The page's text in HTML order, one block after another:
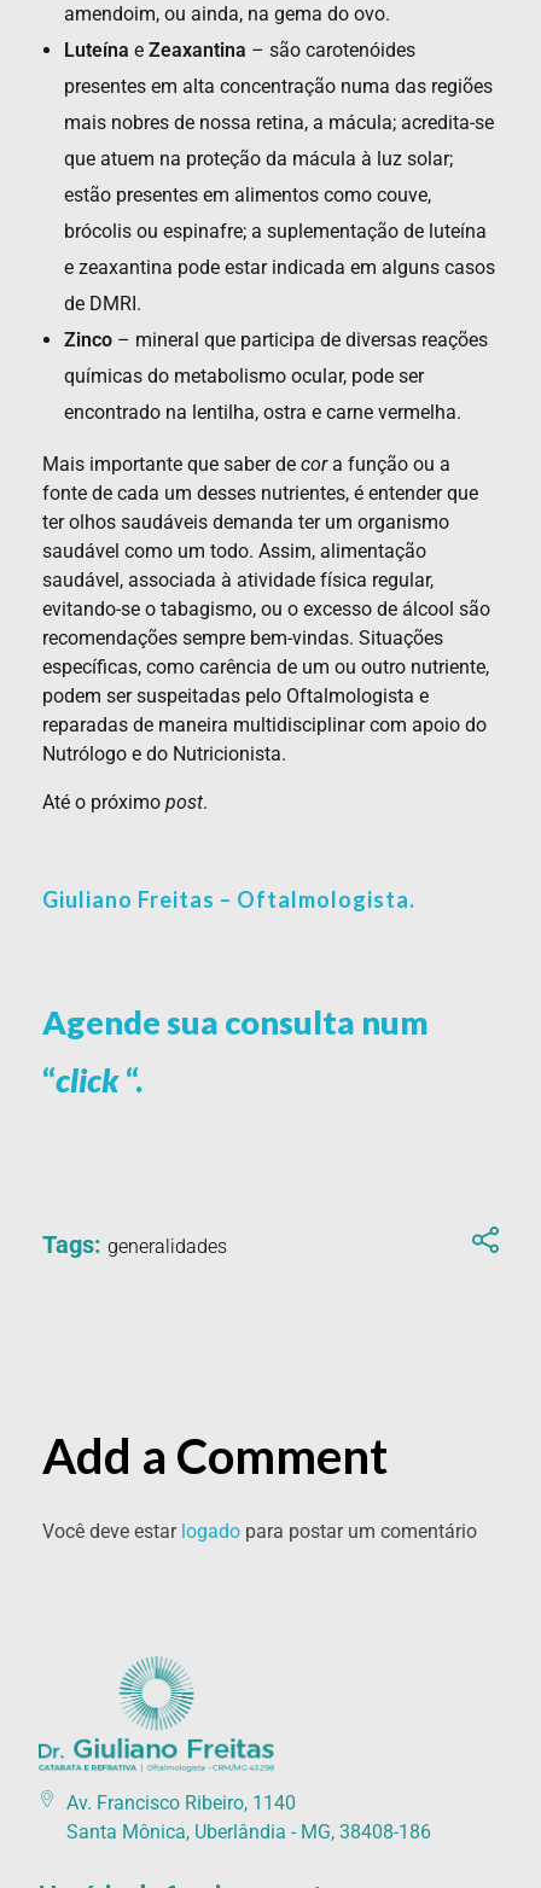
amendoim, ou ainda, na gema do ovo.
Luteína e Zeaxantina – são carotenóides
presentes em alta concentração numa das regiões
mais nobres de nossa retina, a mácula; acredita-se
que atuem na proteção da mácula à luz solar;
estão presentes em alimentos como couve,
brócolis ou espinafre; a suplementação de luteína
e zeaxantina pode estar indicada em alguns casos
de DMRI.
Zinco– mineral que participa de diversas reações
químicas do metabolismo ocular, pode ser
encontrado na lentilha, ostra e carne vermelha.
Mais importante que saber de cora função ou a
fonte de cada um desses nutrientes, é entender que
ter olhos saudáveis demanda ter um organismo
saudável como um todo. Assim, alimentação
saudável, associada à atividade física regular,
evitando-se o tabagismo, ou o excesso de álcool são
recomendações sempre bem-vindas. Situações
específicas, como carência de um ou outro nutriente,
podem ser suspeitadas pelo Oftalmologista e
reparadas de maneira multidisciplinar com apoio do
Nutrólogo e do Nutricionista.
Até o próximo post.
Giuliano Freitas – Oftalmologista.
Agende sua consulta num
“click“.
Tags: generalidades
Add a Comment
Você deve estar logado para postar um comentário
Av. Francisco Ribeiro, 1140
Santa Mônica, Uberlândia - MG, 38408-186